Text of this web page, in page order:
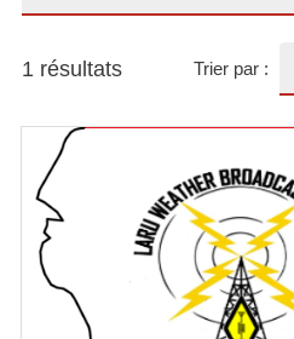
1 résultats Trier par :